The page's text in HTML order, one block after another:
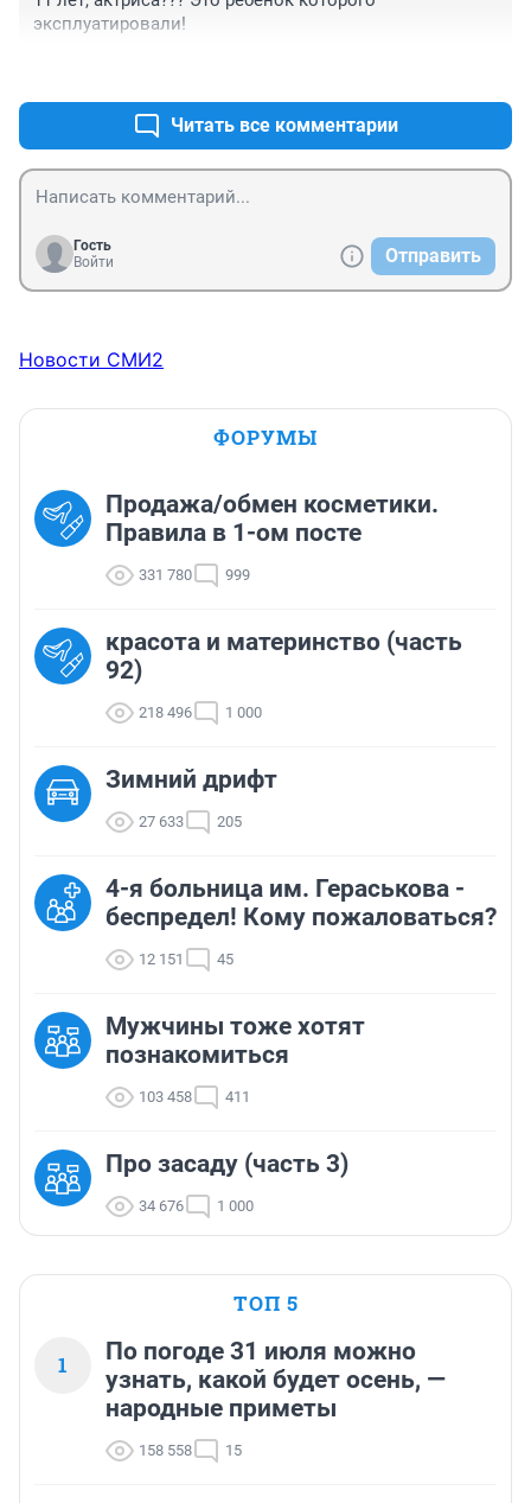
эксплуатировали!
Читать все комментарии
Гость
Войти
Отправить
Новости СМИ2
ФОРУМЫ
Продажа/обмен косметики.
Правила в 1-ом посте
331 780 999
красота и материнство (часть
92)
218 496 1 000
Зимний дрифт
27 633 205
4-я больница им. Гераськова -
беспредел! Кому пожаловаться?
12 151 45
Мужчины тоже хотят
познакомиться
103 458 411
Про засаду (часть 3)
34 676 1 000
ТОП 5
1
По погоде 31 июля можно
узнать, какой будет осень, —
народные приметы
158 558 15